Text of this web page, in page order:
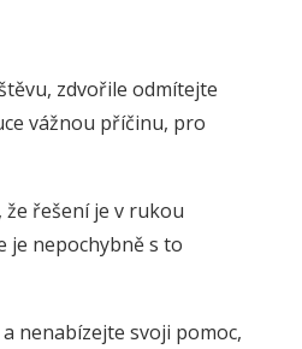
zdvořile odmítejte
vážnou příčinu, pro
řešení je v rukou
je nepochybně s to
nenabízejte svoji pomoc,